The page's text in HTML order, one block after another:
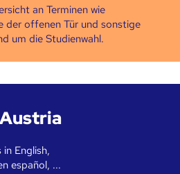
an Terminen wie
der offenen Tür und sonstige
um die Studienwahl.
English,
español, ...